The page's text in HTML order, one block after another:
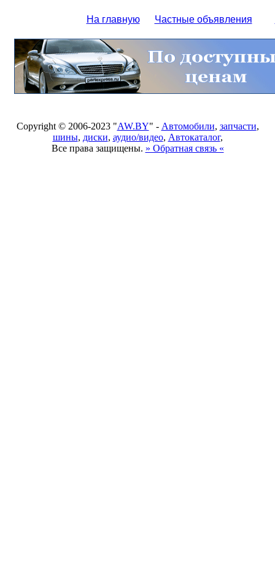
На главную Частные объявления
Copyright © 2006-2023 "AW.BY" - Автомобили, запчасти,
шины, диски, аудио/видео, Автокаталог,
Все права защищены. » Обратная связь «